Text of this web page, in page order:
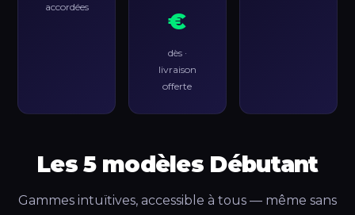
accordées
€
dès ·
livraison
offerte
Les 5 modèles Débutant
Gammes intuïtives, accessible à tous — même sans